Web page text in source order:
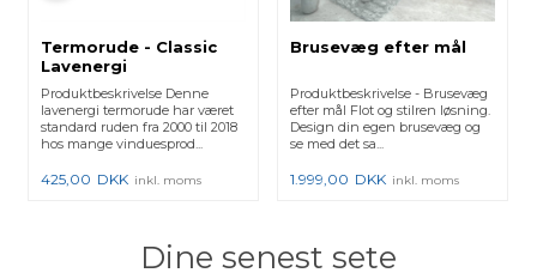
Termorude - Classic
Lavenergi
Produktbeskrivelse Denne
lavenergi termorude har været
standard ruden fra 2000 til 2018
hos mange vinduesprod...
425,00 DKK inkl. moms
Brusevæg efter mål
Produktbeskrivelse - Brusevæg
efter mål Flot og stilren løsning.
Design din egen brusevæg og
se med det sa...
1.999,00 DKK inkl. moms
Dine senest sete